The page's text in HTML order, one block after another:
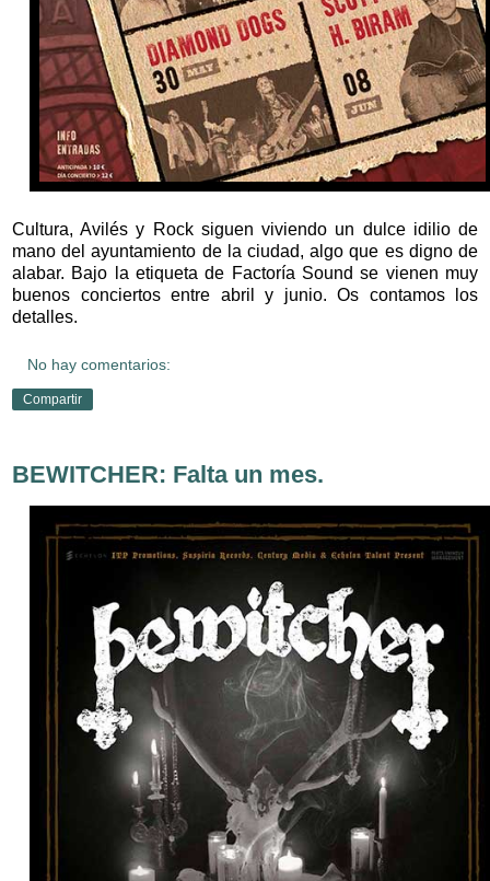
Cultura, Avilés y Rock siguen viviendo un dulce idilio de
mano del ayuntamiento de la ciudad, algo que es digno de
alabar. Bajo la etiqueta de Factoría Sound se vienen muy
buenos conciertos entre abril y junio. Os contamos los
detalles.
No hay comentarios:
Compartir
BEWITCHER: Falta un mes.